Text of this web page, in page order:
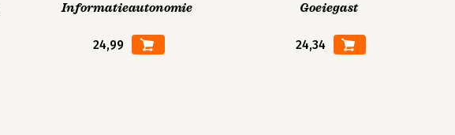
Informatieautonomie
24,99
Goeiegast
24,34